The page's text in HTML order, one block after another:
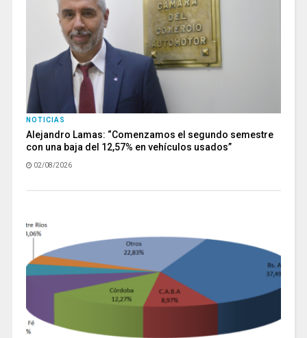
NOTICIAS
Alejandro Lamas: “Comenzamos el segundo semestre
con una baja del 12,57% en vehículos usados”
02/08/2026